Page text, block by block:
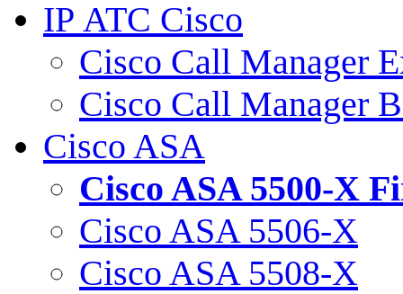
IP АТС Cisco
Cisco Call Manager
Cisco Call Manager
Cisco ASA
Cisco ASA 5500-X
Cisco ASA 5506-X
Cisco ASA 5508-X